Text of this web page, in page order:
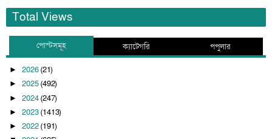
Total Views
পোস্টসমূহ ক্যাটেগরি পপুলার
► 2026(21)
► 2025(492)
► 2024(247)
► 2023(1413)
► 2022(191)